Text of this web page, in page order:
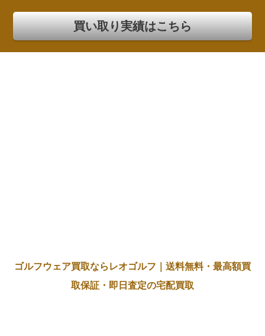
買い取り実績はこちら
ゴルフウェア買取ならレオゴルフ｜送料無料・最高額買
取保証・即日査定の宅配買取